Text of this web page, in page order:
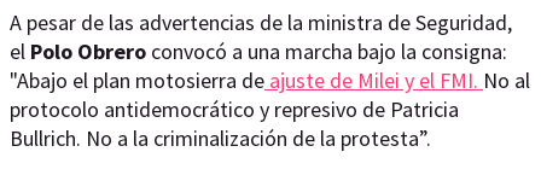
A pesar de las advertencias de la ministra de Seguridad,
el Polo Obrero convocó a una marcha bajo la consigna:
"Abajo el plan motosierra de ajuste de Milei y el FMI. No al
protocolo antidemocrático y represivo de Patricia
Bullrich. No a la criminalización de la protesta”.